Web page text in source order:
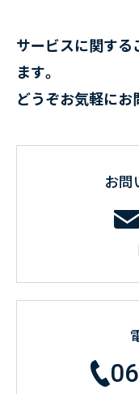
サービスに関する
ます。
どうぞお気軽にお
お問